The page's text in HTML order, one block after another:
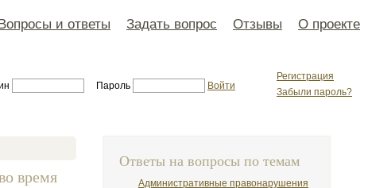
и ответы Задать вопрос Отзывы О проекте
Регистрация
Забыли пароль?
Пароль Войти
время
Ответы на вопросы по темам
Административные правонарушения